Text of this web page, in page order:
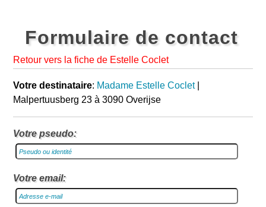
Formulaire de contact
Retour vers la fiche de Estelle Coclet
Votre destinataire: Madame Estelle Coclet|
Malpertuusberg 23 à 3090 Overijse
Votre pseudo:
Votre email: